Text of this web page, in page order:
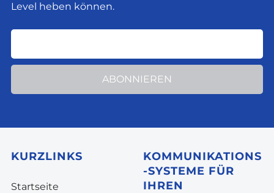
Level heben können.
ABONNIEREN
KURZLINKS
Startseite
KOMMUNIKATIONS
-SYSTEME FÜR
IHREN